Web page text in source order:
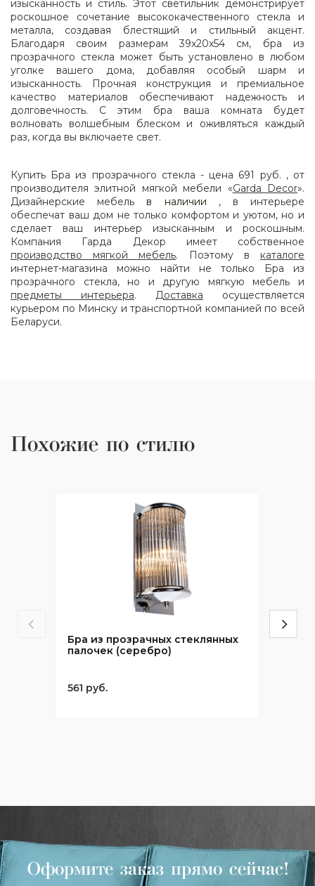
изысканность и стиль. Этот светильник демонстрирует
роскошное сочетание высококачественного стекла и
металла, создавая блестящий и стильный акцент.
Благодаря своим размерам 39x20x54 см, бра из
прозрачного стекла может быть установлено в любом
уголке вашего дома, добавляя особый шарм и
изысканность. Прочная конструкция и премиальное
качество материалов обеспечивают надежность и
долговечность. С этим бра ваша комната будет
волновать волшебным блеском и оживляться каждый
раз, когда вы включаете свет.
Купить Бра из прозрачного стекла - цена 691 руб. , от
производителя элитной мягкой мебели «Garda Decor».
Дизайнерские мебель в наличии , в интерьере
обеспечат ваш дом не только комфортом и уютом, но и
сделает ваш интерьер изысканным и роскошным.
Компания Гарда Декор имеет собственное
производство мягкой мебель. Поэтому в каталоге
интернет-магазина можно найти не только Бра из
прозрачного стекла, но и другую мягкую мебель и
предметы интерьера. Доставка осуществляется
курьером по Минску и транспортной компанией по всей
Беларуси.
Похожие по стилю
Бра из прозрачных стеклянных
палочек (серебро)
561 руб.
Оформите заказ прямо сейчас!